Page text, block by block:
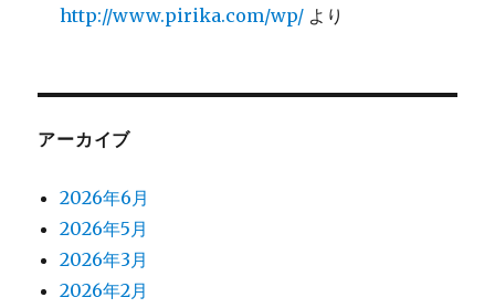
http://www.pirika.com/wp/ より
アーカイブ
2026年6月
2026年5月
2026年3月
2026年2月